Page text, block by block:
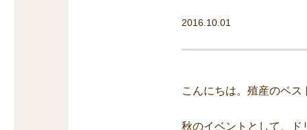
2016.10.01
こんにちは。殖産のベス
秋のイベントとして、ド